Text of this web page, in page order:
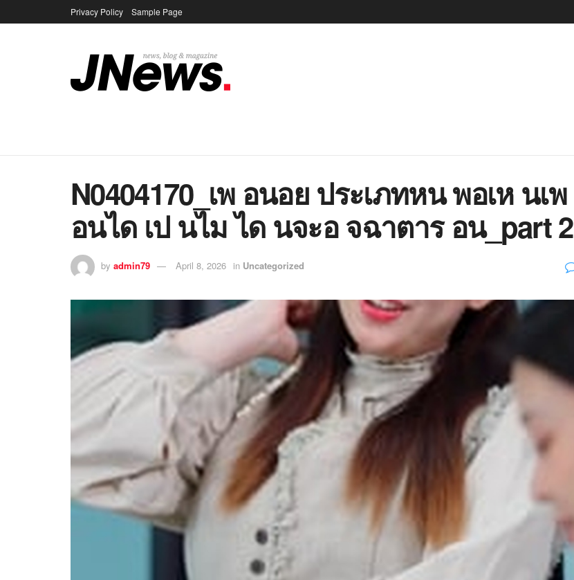
Privacy Policy Sample Page
N0404170_เพ อนอย ประเภทหน พอเห นเพ
อนได เป นไม ได นจะอ จฉาตาร อน_part 2
by admin79 April 8, 2026 in Uncategorized